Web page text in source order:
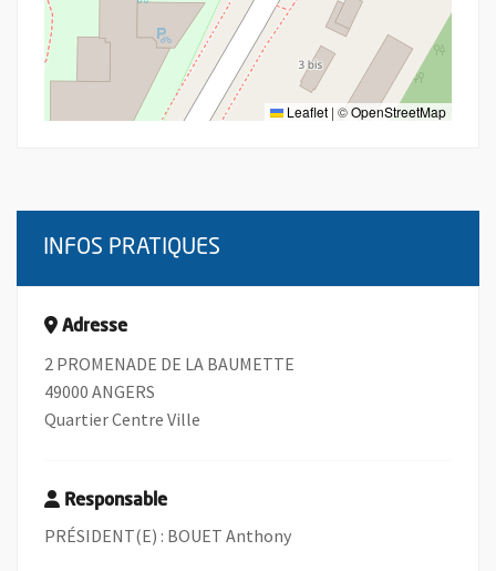
Leaflet | ©OpenStreetMap
INFOS PRATIQUES
Adresse
2 PROMENADE DE LA BAUMETTE
49000 ANGERS
Quartier Centre Ville
Responsable
PRÉSIDENT(E) : BOUET Anthony